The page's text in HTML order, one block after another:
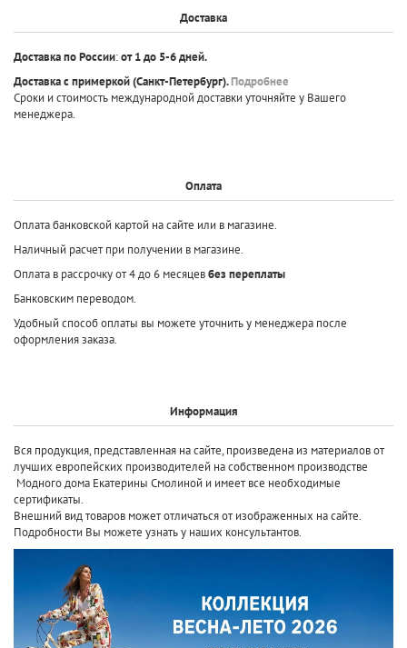
Доставка
Доставка по России:от 1 до 5-6 дней.
Доставка с примеркой(Санкт-Петербург).Подробнее
Сроки и стоимость международной доставки уточняйте у Вашего
менеджера.
Оплата
Оплата банковской картой на сайте или в магазине.
Наличный расчет при получении в магазине.
Оплата в рассрочку от 4 до 6 месяцевбез переплаты
Банковским переводом.
Удобный способ оплаты вы можете уточнить у менеджера после
оформления заказа.
Информация
Вся продукция, представленная на сайте, произведена из материалов от
лучших европейских производителей на собственном производстве
Модного дома Екатерины Смолиной и имеет все необходимые
сертификаты.
Внешний вид товаров может отличаться от изображенных на сайте.
Подробности Вы можете узнать у наших консультантов.